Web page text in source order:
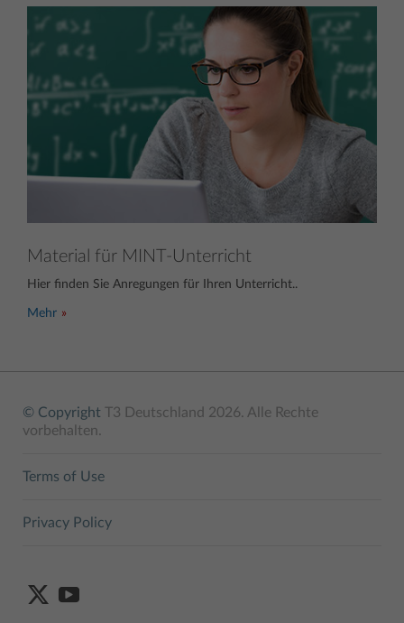
Material für MINT-Unterricht
Hier finden Sie Anregungen für Ihren Unterricht..
Mehr
© Copyright T3 Deutschland 2026. Alle Rechte
vorbehalten.
Terms of Use
Privacy Policy